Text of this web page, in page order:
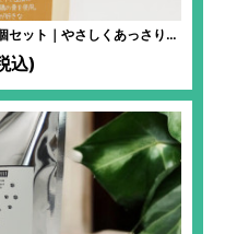
ット｜やさしくあっさりと
クリアな飲み口
込)